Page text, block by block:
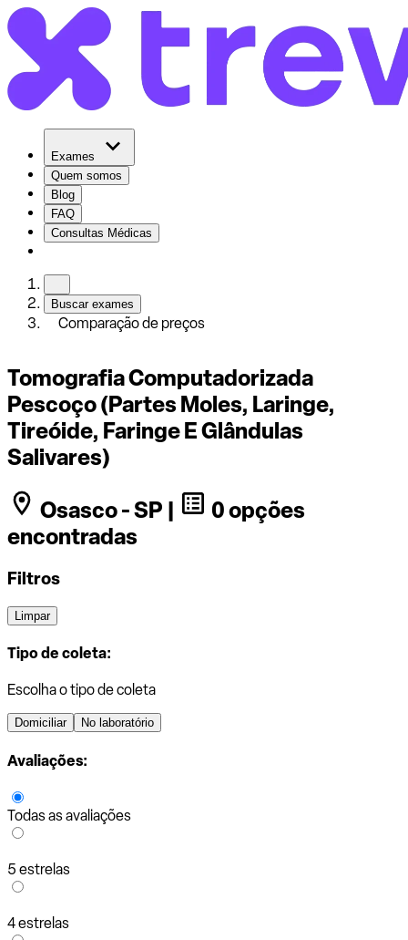
Exames
Quem somos
Blog
FAQ
Consultas Médicas
Buscar exames
Comparação de preços
Tomografia Computadorizada
Pescoço (Partes Moles, Laringe,
Tireóide, Faringe E Glândulas
Salivares)
Osasco - SP |
0 opções
encontradas
Filtros
Limpar
Tipo de coleta:
Escolha o tipo de coleta
Domiciliar No laboratório
Avaliações:
Todas as avaliações
5 estrelas
4 estrelas